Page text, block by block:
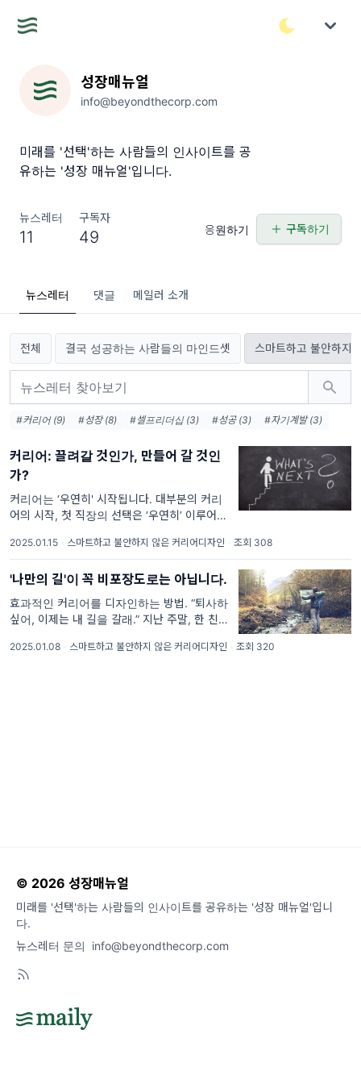
성장매뉴얼
info@beyondthecorp.com
미래를 '선택'하는 사람들의 인사이트를 공
유하는 '성장 매뉴얼'입니다.
뉴스레터
11
구독자
49 응원하기 구독하기
뉴스레터 댓글 메일러 소개
전체 결국 성공하는 사람들의 마인드셋 스마트하고 불안하지
#커리어 (9) #성장 (8) #셀프리더십 (3) #성공 (3) #자기계발 (3)
커리어: 끌려갈 것인가, 만들어 갈 것인
가?
커리어는 ‘우연히' 시작됩니다. 대부분의 커리
어의 시작, 첫 직장의 선택은 ‘우연히’ 이루어집
우는 거의 없습니다. 보통 대학이나 스팩
2025.01.15 · 스마트하고 불안하지 않은 커리어디자인 · 조회 308
'나만의 길'이 꼭 비포장도로는 아닙니다.
효과적인 커리어를 디자인하는 방법. “퇴사하고
싶어, 이제는 내 길을 갈래.” 지난 주말, 한 친구
남들이 정해준 길을 걷고 싶지 않다고 말했죠.
2025.01.08 · 스마트하고 불안하지 않은 커리어디자인 · 조회 320
© 2026 성장매뉴얼
미래를 '선택'하는 사람들의 인사이트를 공유하는 '성장 매뉴얼'입니
다.
뉴스레터 문의
info@beyondthecorp.com